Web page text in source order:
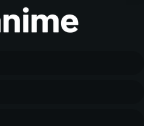
Historico
Josei